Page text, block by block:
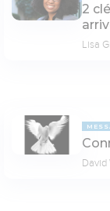
2
Lisa
David